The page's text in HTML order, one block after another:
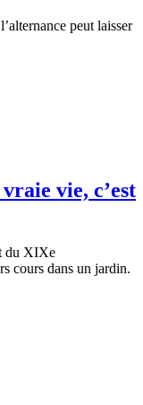
peut laisser
vie, c’est
du XIXe
cours dans un jardin.